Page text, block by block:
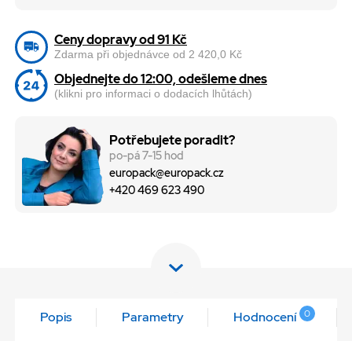
Ceny dopravy od 91 Kč
Zdarma při objednávce od 2 420,0 Kč
Objednejte do 12:00, odešleme dnes
(klikni pro informaci o dodacích lhůtách)
Potřebujete poradit?
po-pá 7-15 hod
europack@europack.cz
+420 469 623 490
Popis Parametry Hodnocení 0